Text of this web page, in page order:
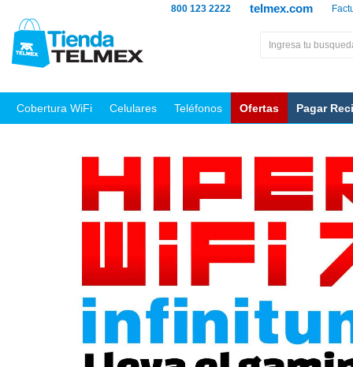
telmex.com
800 123 2222
Cobertura WiFi Celulares Teléfonos Ofertas Pagar